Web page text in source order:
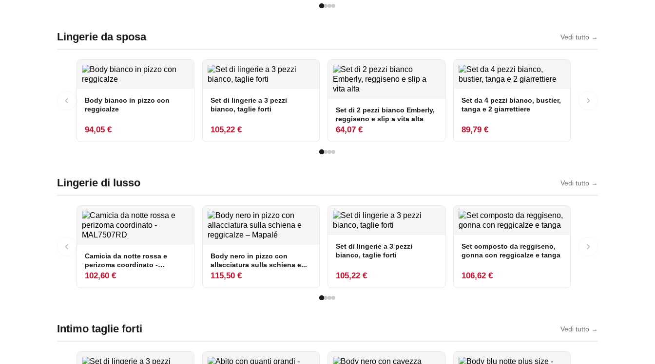
Lingerie da sposa Vedi tutto →
Body bianco in pizzo con
reggicalze
94,05 €
Set di lingerie a 3 pezzi
bianco, taglie forti
105,22 €
Set di 2 pezzi bianco Emberly,
reggiseno e slip a vita alta
64,07 €
Set da 4 pezzi bianco, bustier,
tanga e 2 giarrettiere
89,79 €
Lingerie di lusso Vedi tutto →
Camicia da notte rossa e
perizoma coordinato -
MAL7507RD
102,60 €
Body nero in pizzo con
allacciatura sulla schiena e...
115,50 €
Set di lingerie a 3 pezzi
bianco, taglie forti
105,22 €
Set composto da reggiseno,
gonna con reggicalze e tanga
106,62 €
Intimo taglie forti Vedi tutto →